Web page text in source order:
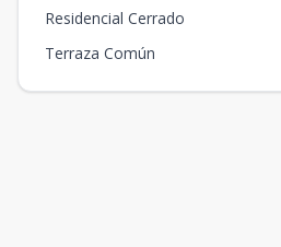
Residencial Cerrado
Terraza Común